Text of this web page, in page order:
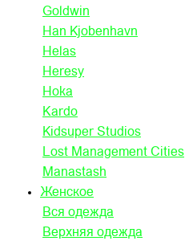
Goldwin
Han Kjobenhavn
Helas
Heresy
Hoka
Kardo
Kidsuper Studios
Lost Management Cities
Manastash
Женское
Вся одежда
Верхняя одежда